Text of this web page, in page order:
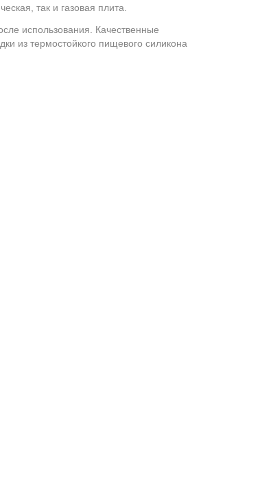
так и газовая плита.
использования. Качественные
из термостойкого пищевого силикона